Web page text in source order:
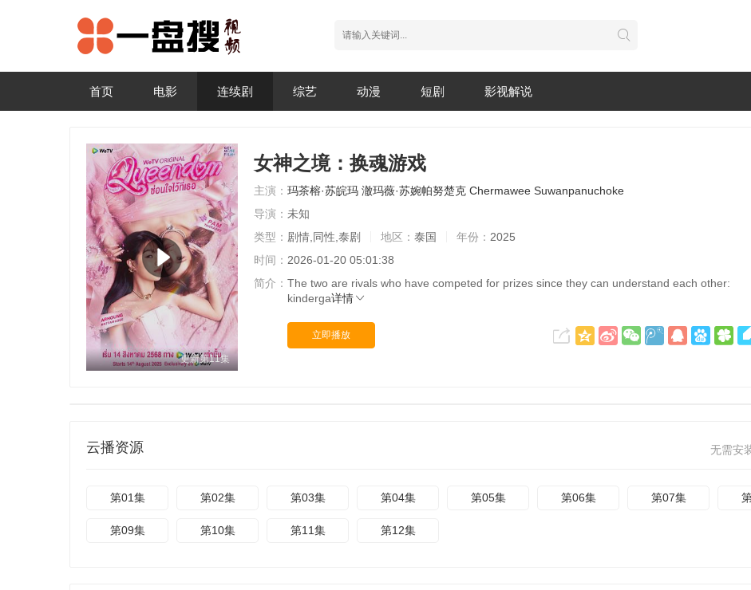
首页 电影 连续剧 综艺 动漫 短剧 影视解说
更新第11集
女神之境：换魂游戏
主演： 玛茶榕·苏皖玛 澈玛薇·苏婉帕努楚克 Chermawee Suwanpanuchoke
导演： 未知
类型： 剧情,同性,泰剧 地区： 泰国 年份： 2025
时间： 2026-01-20 05:01:38
简介： The two are rivals who have competed for prizes since they can understand each other:
kinderga详情
立即播放
无需安
云播资源
第01集 第02集 第03集 第04集 第05集 第06集 第07集
第09集 第10集 第11集 第12集